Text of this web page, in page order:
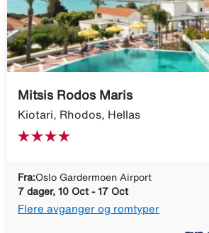
Mitsis Rodos Maris
Kiotari, Rhodos, Hellas
Fra:Oslo Gardermoen Airport
7 dager, 10 Oct - 17 Oct
Flere avganger og romtyper